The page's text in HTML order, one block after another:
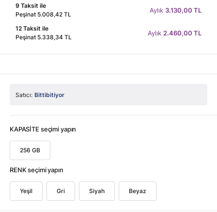
9 Taksit ile
Peşinat 5.008,42 TL
Aylık 3.130,00 TL
12 Taksit ile
Peşinat 5.338,34 TL
Aylık 2.460,00 TL
Satıcı: Bittibitiyor
KAPASİTE seçimi yapın
256 GB
RENK seçimi yapın
Yeşil Gri Siyah Beyaz